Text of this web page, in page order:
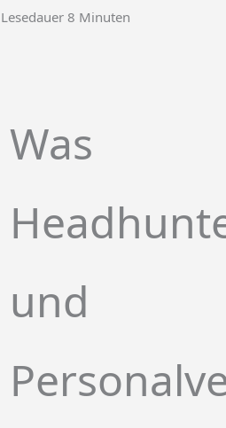
Lesedauer 8 Minuten
Was
und